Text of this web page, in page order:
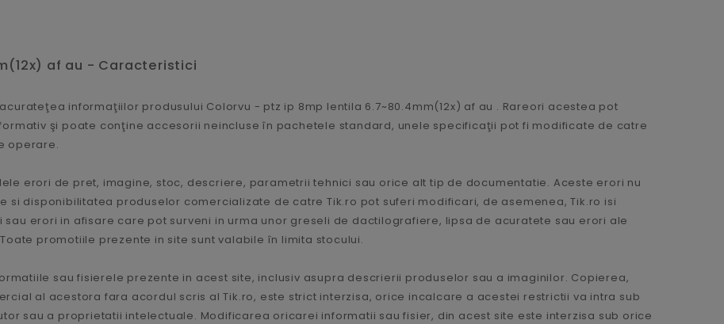
af au - Caracteristici
informaţiilor produsului Colorvu - ptz ip 8mp lentila 6.7~80.4mm(12x) af au . Rareori acestea pot
şi poate conţine accesorii neincluse în pachetele standard, unele specificaţii pot fi modificate de catre
operare.
erori de pret, imagine, stoc, descriere, parametrii tehnici sau orice alt tip de documentatie. Aceste erori nu
si disponibilitatea produselor comercializate de catre Tik.ro pot suferi modificari, de asemenea, Tik.ro isi
erori in afisare care pot surveni in urma unor greseli de dactilografiere, lipsa de acuratete sau erori ale
promotiile prezente in site sunt valabile în limita stocului.
sau fisierele prezente in acest site, inclusiv asupra descrierii produselor sau a imaginilor. Copierea,
al acestora fara acordul scris al Tik.ro, este strict interzisa, orice incalcare a acestei restrictii va intra sub
sau a proprietatii intelectuale. Modificarea oricarei informatii sau fisier, din acest site este interzisa sub orice